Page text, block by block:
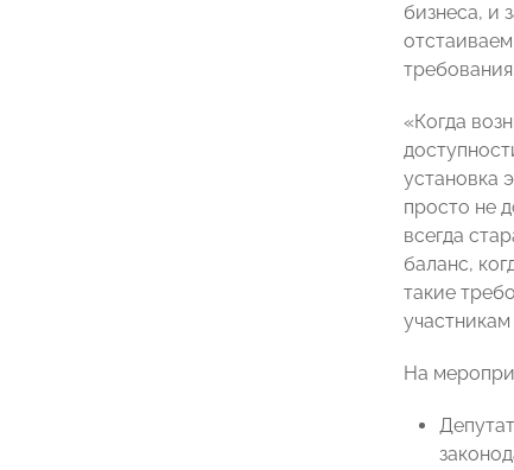
бизнеса, и
требования.
«Когда
установка
просто не
всегда
баланс,
такие
На